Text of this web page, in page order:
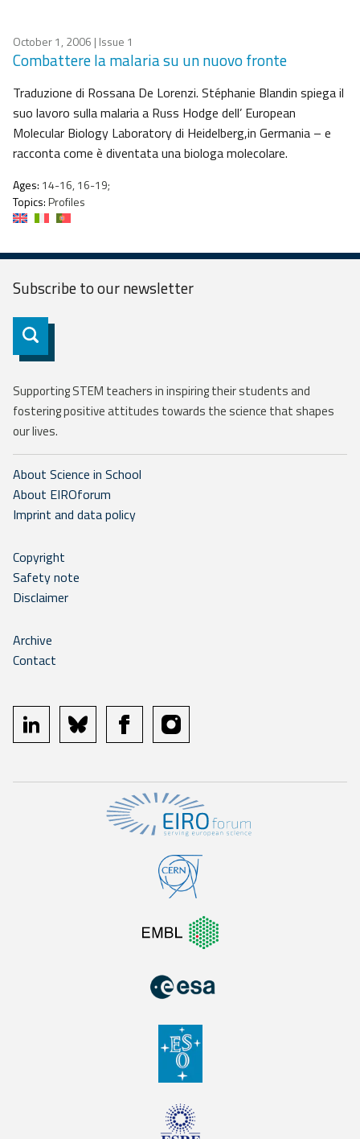
October 1, 2006 | Issue 1
Combattere la malaria su un nuovo fronte
Traduzione di Rossana De Lorenzi. Stéphanie Blandin spiega il
suo lavoro sulla malaria a Russ Hodge dell’ European
Molecular Biology Laboratory di Heidelberg,in Germania – e
racconta come è diventata una biologa molecolare.
Ages: 14-16, 16-19;
Topics:Profiles
Subscribe to ournewsletter
Subscribe
Supporting STEM teachers in inspiring their students and
fostering positive attitudes towards the science that shapes
our lives.
About Science in School
About EIROforum
Imprint and data policy
Copyright
Safety note
Disclaimer
Archive
Contact
linkedin bluesky facebookinstagram